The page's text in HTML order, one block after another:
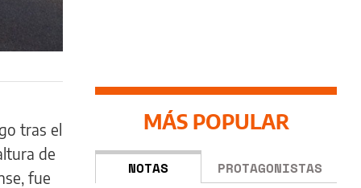
tras el
de
fue
MÁS POPULAR
NOTAS PROTAGONISTAS